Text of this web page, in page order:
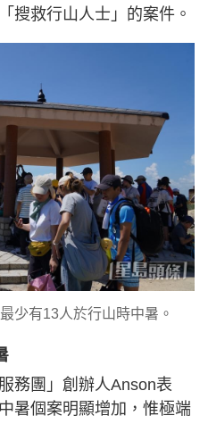
搜救行山人士」的案件。
少有13人於行山時中暑。
務團」創辦人Anson表
暑個案明顯增加，惟極端